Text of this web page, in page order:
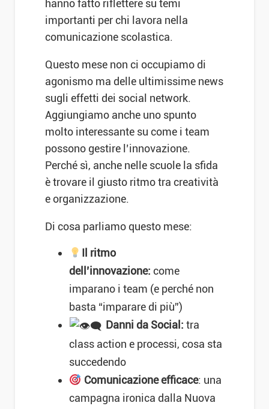
hanno fatto riflettere su temi
importanti per chi lavora nella
comunicazione scolastica.
Questo mese non ci occupiamo di
agonismo ma delle ultimissime news
sugli effetti dei social network.
Aggiungiamo anche uno spunto
molto interessante su come i team
possono gestire l’innovazione.
Perché sì, anche nelle scuole la sfida
è trovare il giusto ritmo tra creatività
e organizzazione.
Di cosa parliamo questo mese:
Il ritmo
dell’innovazione: come
imparano i team (e perché non
basta “imparare di più”)
Danni da Social: tra
class action e processi, cosa sta
succedendo
Comunicazione efficace: una
campagna ironica dalla Nuova